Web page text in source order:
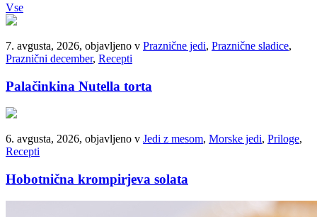
Vse
7. avgusta, 2026, objavljeno v Praznične jedi, Praznične sladice,
Praznični december, Recepti
Palačinkina Nutella torta
6. avgusta, 2026, objavljeno v Jedi z mesom, Morske jedi, Priloge,
Recepti
Hobotnična krompirjeva solata